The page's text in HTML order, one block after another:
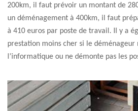
200km, il faut prévoir un montant de
un déménagement à 400km, il faut
à 410 euros par poste de travail. Il y a
prestation moins cher si le déménageur
l’informatique ou ne démonte pas les